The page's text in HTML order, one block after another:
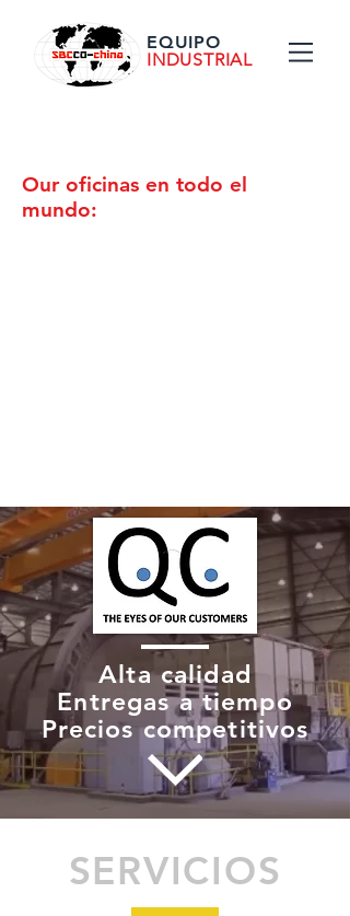
EQUIPO
INDUSTRIAL
Our oficinas en todo el
mundo:​
Alta calidad
Entregas a tiempo
Precios competitivos
SERVICIOS